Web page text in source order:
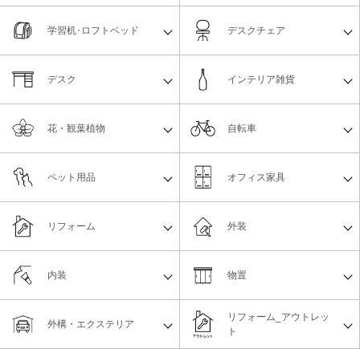
学習机･ロフトベッド デスクチェア
デスク インテリア雑貨
花・観葉植物 自転車
ペット用品 オフィス家具
リフォーム
リフォーム_アウトレッ
ト
物置
外構・エクステリア
外装
内装